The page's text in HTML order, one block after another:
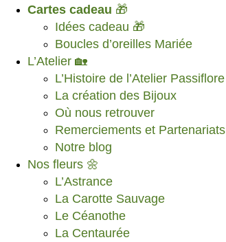
Cartes cadeau 🎁
Idées cadeau 🎁
Boucles d’oreilles Mariée
L’Atelier 🏡
L’Histoire de l’Atelier Passiflore
La création des Bijoux
Où nous retrouver
Remerciements et Partenariats
Notre blog
Nos fleurs 🌼
L’Astrance
La Carotte Sauvage
Le Céanothe
La Centaurée